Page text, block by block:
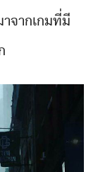
จากเกมที่มี